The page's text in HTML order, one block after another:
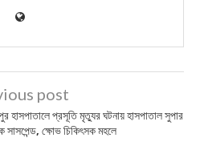
post
প্রসূতি মৃত্যুর ঘটনায় হাসপাতাল সুপার
ক্ষোভ চিকিৎসক মহলে